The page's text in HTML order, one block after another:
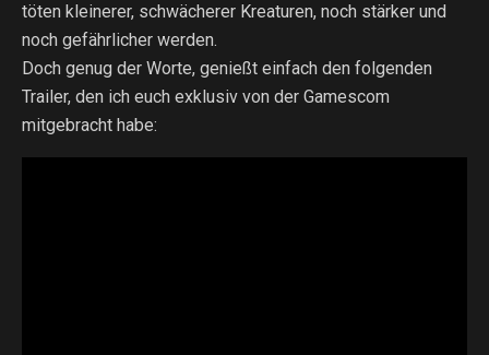
töten kleinerer, schwächerer Kreaturen, noch stärker und
noch gefährlicher werden.
Doch genug der Worte, genießt einfach den folgenden
Trailer, den ich euch exklusiv von der Gamescom
mitgebracht habe: